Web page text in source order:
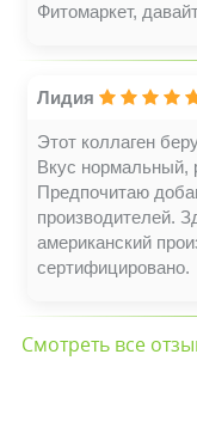
Фитомаркет,
Лидия
Этот коллаген
Вкус нормальный,
Предпочитаю
производителей.
американский
сертифицировано.
Смотреть все